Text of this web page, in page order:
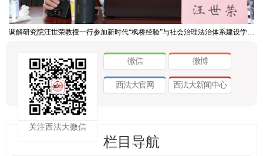
关注西法大微信
微信 微博
西法大官网 西法大新闻中心
栏目导航